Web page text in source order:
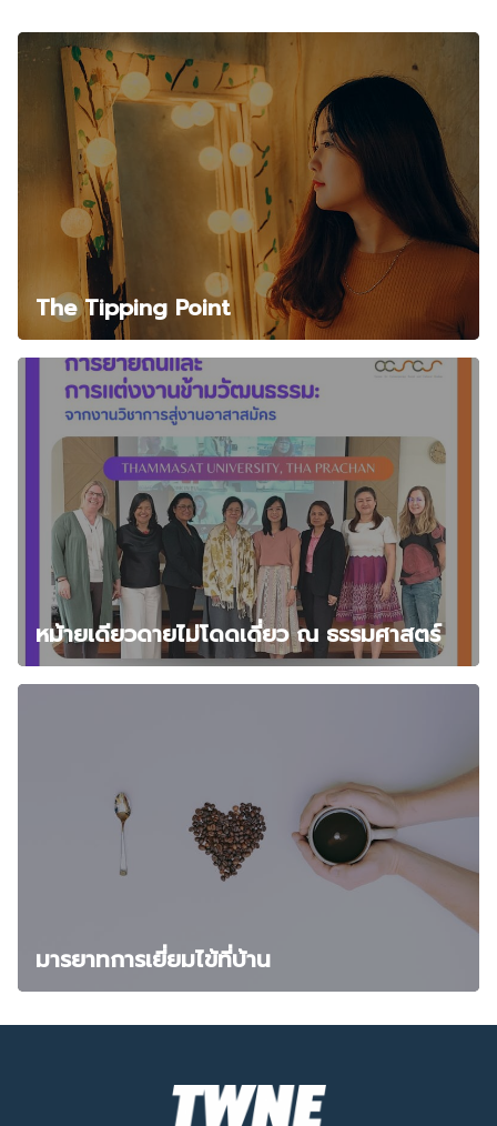
The Tipping Point
หม้ายเดียวดายไม่โดดเดี่ยว ณ ธรรมศาสตร์
มารยาทการเยี่ยมไข้ที่บ้าน